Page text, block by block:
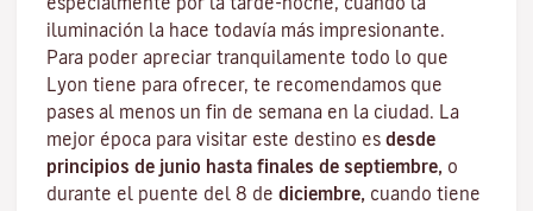
iluminación la hace todavía más impresionante.
Para poder apreciar tranquilamente todo lo que
Lyon tiene para ofrecer, te recomendamos que
pases al menos un fin de semana en la ciudad. La
mejor época para visitar este destino es desde
principios de junio hasta finales de septiembre, o
durante el puente del 8 de diciembre, cuando tiene